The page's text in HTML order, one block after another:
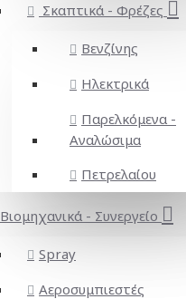
Σκαπτικά - Φρέζες
Βενζίνης
Ηλεκτρικά
Παρελκόμενα -
Αναλώσιμα
Πετρελαίου
Βιομηχανικά - Συνεργείο
Spray
Αεροσυμπιεστές